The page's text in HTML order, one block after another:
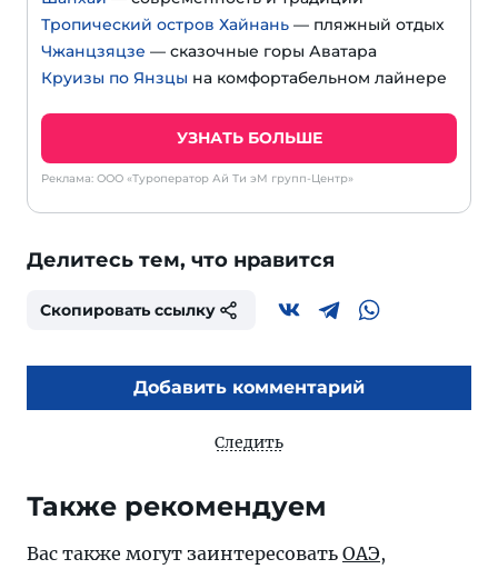
Тропический остров Хайнань — пляжный отдых
Чжанцзяцзе — сказочные горы Аватара
Круизы по Янзцы на комфортабельном лайнере
УЗНАТЬ БОЛЬШЕ
Реклама: ООО «Туроператор Ай Ти эМ групп-Центр»
Делитесь тем, что нравится
Скопировать ссылку
Добавить комментарий
Следить
Также рекомендуем
Вас также могут заинтересовать ОАЭ,